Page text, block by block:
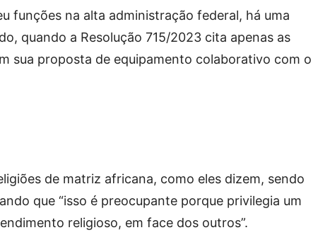
funções na alta administração federal, há uma
quando a Resolução 715/2023 cita apenas as
sua proposta de equipamento colaborativo com o
de matriz africana, como eles dizem, sendo
que “isso é preocupante porque privilegia um
religioso, em face dos outros”.